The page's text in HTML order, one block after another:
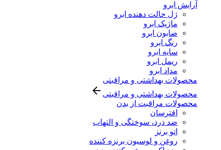
آرایش ابرو
ژل حالت دهنده ابرو
ماژیک ابرو
صابون ابرو
رنگ ابرو
سایه ابرو
ریمل ابرو
مداد ابرو
محصولات بهداشتی و مراقبتی
محصولات بهداشتی و مراقبتی
محصولات مراقبت از بدن
افترسان
ضد درد، سوختگی و التهاب
اتو برنز
روغن و لوسیون برنزه کننده